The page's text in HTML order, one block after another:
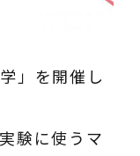
」を開催し
験に使うマ